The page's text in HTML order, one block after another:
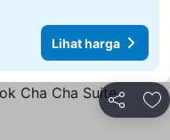
Lihat harga
Kongsi